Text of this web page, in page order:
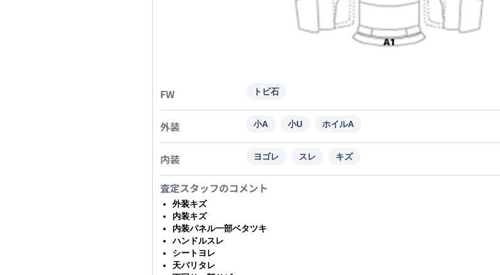
FW トビ石
外装 小A 小U ホイルA
内装 ヨゴレ スレ キズ
査定スタッフのコメント
外装キズ
内装キズ
内装パネル一部ベタツキ
ハンドルスレ
シートヨレ
天バリタレ